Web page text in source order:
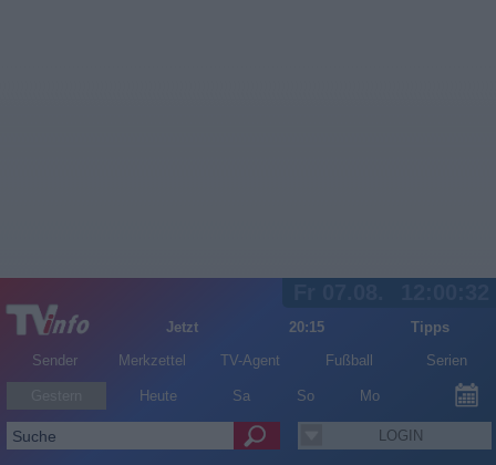
Jetzt 20:15
Tipps
Sender
Merkzettel TV-Agent Fußball Serien
Heute Sa So Mo
LOGIN